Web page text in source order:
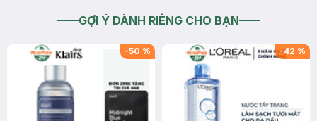
GỢI Ý DÀNH RIÊNG CHO BẠN
-50 % -42 %